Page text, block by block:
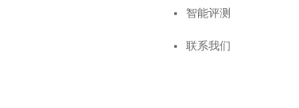
智能评测
联系我们